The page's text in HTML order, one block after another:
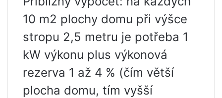
10 m2 plochy domu při výšce
stropu 2,5 metru je potřeba 1
kW výkonu plus výkonová
rezerva 1 až 4 % (čím větší
plocha domu, tím vyšší